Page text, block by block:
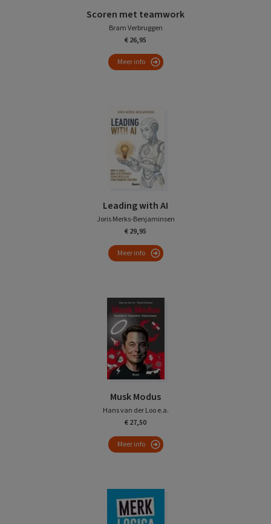
Scoren met teamwork
Bram Verbruggen
€ 26,95
Meer info
Leading with AI
Joris Merks-Benjaminsen
€ 29,95
Meer info
Musk Modus
Hans van der Loo e.a.
€ 27,50
Meer info